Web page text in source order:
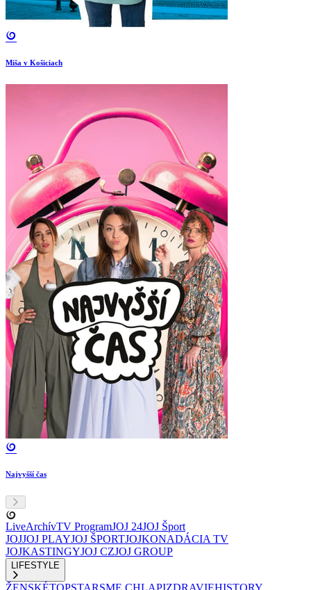
Miša v Košiciach
Najvyšší čas
LiveArchívTV ProgramJOJ 24JOJ Šport
JOJJOJ PLAYJOJ ŠPORTJOJKONADÁCIA TV
JOJKASTINGYJOJ CZJOJ GROUP
LIFESTYLE
ŽENSKÉTOPSTARSME CHLAPIZDRAVIEHISTORY